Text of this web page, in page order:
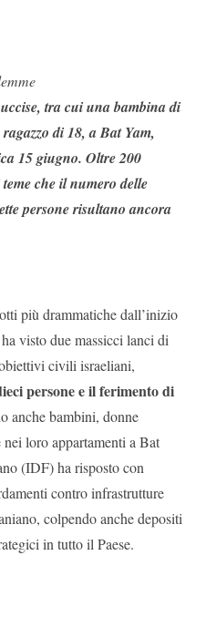
tra cui una bambina di
di 18, a Bat Yam,
15 giugno. Oltre 200
che il numero delle
persone risultano ancora
più drammatiche dall’inizio
ha visto due massicci lanci di
civili israeliani,
persone e il ferimento di
anche bambini, donne
loro appartamenti a Bat
(IDF) ha risposto con
contro infrastrutture
colpendo anche depositi
in tutto il Paese.